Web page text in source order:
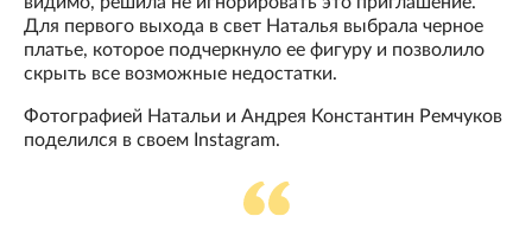
Для первого выхода в свет Наталья выбрала черное
платье, которое подчеркнуло ее фигуру и позволило
скрыть все возможные недостатки.
Фотографией Натальи и Андрея Константин Ремчуков
поделился в своем Instagram.